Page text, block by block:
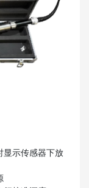
显示传感器下放